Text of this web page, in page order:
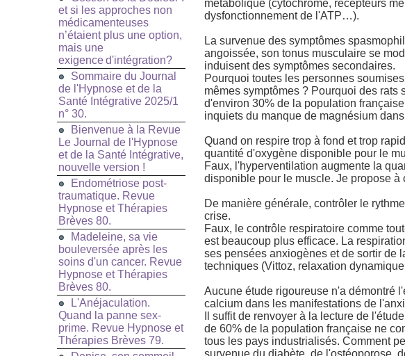
et si les approches non
médicamenteuses
n’étaient plus une option,
mais une
exigence d'intégration?
Sommaire du Journal
de l'Hypnose et de la
Santé Intégrative 2025/1
n° 30.
Bienvenue à la Revue
Le Journal de l'Hypnose
et de la Santé Intégrative,
nouvelle version !
Endométriose post-
traumatique. Revue
Hypnose et Thérapies
Brèves 80.
Madeleine, sa vie
bouleversée après les
soins d'un cancer. Revue
Hypnose et Thérapies
Brèves 80.
L'Anéjaculation.
Quand la panne sex-
prime. Revue Hypnose et
Thérapies Brèves 79.
métabolique (cytochrome, récepteurs
dysfonctionnement de l'ATP…).
La survenue des symptômes
angoissée, son tonus musculaire se
induisent des symptômes secondaires.
Pourquoi toutes les personnes
mêmes symptômes ? Pourquoi des
d'environ 30% de la population
inquiets du manque de magnésium
Quand on respire trop à fond et trop
quantité d'oxygène disponible pour le
Faux, l'hyperventilation augmente la
disponible pour le muscle. Je propose
De manière générale, contrôler le
crise.
Faux, le contrôle respiratoire comme
est beaucoup plus efficace. La
ses pensées anxiogènes et de sortir de
techniques (Vittoz, relaxation
Aucune étude rigoureuse n'a démontré
calcium dans les manifestations de
Il suffit de renvoyer à la lecture de
de 60% de la population française ne
tous les pays industrialisés. Comment
survenue du diabète, de l'ostéoporose,